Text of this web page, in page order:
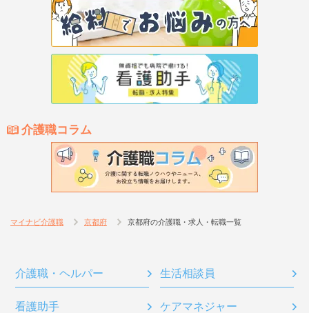
介護職コラム
マイナビ介護職 京都府 京都府の介護職・求人・転職一覧
介護職・ヘルパー 生活相談員
看護助手 ケアマネジャー